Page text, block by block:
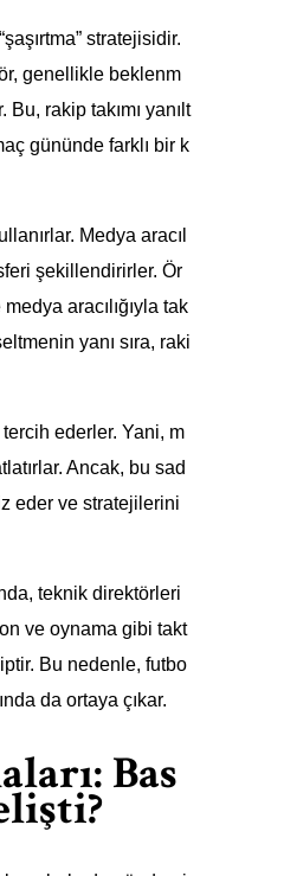
stratejisidir.
genellikle beklenm
rakip takımı yanılt
gününde farklı bir k
Medya aracıl
şekillendirirler. Ör
aracılığıyla tak
yanı sıra, raki
tercih ederler. Yani, m
Ancak, bu sad
eder ve stratejilerini
teknik direktörleri
ve oynama gibi takt
Bu nedenle, futbo
da ortaya çıkar.
Bas